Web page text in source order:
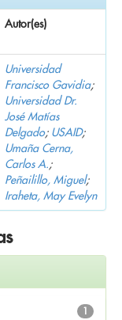
Autor(es)
Universidad
Francisco Gavidia;
Universidad Dr.
José Matías
Delgado; USAID;
Umaña Cerna,
Carlos A.;
Peñailillo, Miguel;
Iraheta, May Evelyn
1